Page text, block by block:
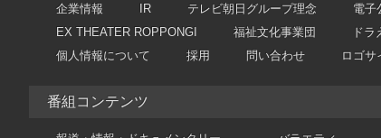
企業情報 IR テレビ朝日グループ理念 電子
EX THEATER ROPPONGI
福祉文化事業団 ドラ
個人情報について
採用 問い合わせ ロゴサ
番組コンテンツ